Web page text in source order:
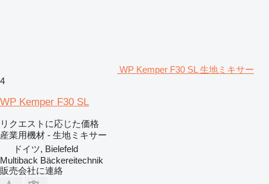
WP Kemper F30 SL 生地ミキサー
4
WP Kemper F30 SL
リクエストに応じた価格
産業用機材 - 生地ミキサー
ドイツ, Bielefeld
Multiback Bäckereitechnik
販売会社に連絡